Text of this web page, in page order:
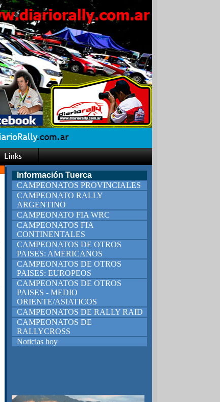
Información Tuerca
CAMPEONATOS PROVINCIALES
CAMPEONATO RALLY
ARGENTINO
CAMPEONATO FIA WRC
CAMPEONATOS FIA
CONTINENTALES
CAMPEONATOS DE OTROS
PAISES: AMERICANOS
CAMPEONATOS DE OTROS
PAISES: EUROPEOS
CAMPEONATOS DE OTROS
PAISES - MEDIO
ORIENTE/ASIATICOS
CAMPEONATOS DE RALLY RAID
CAMPEONATOS DE
RALLYCROSS
Noticias hoy